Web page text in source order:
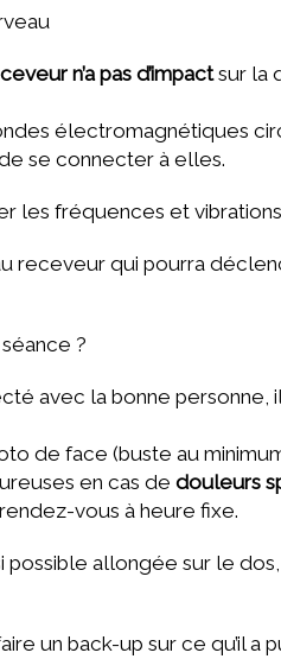
n’a pas d’impactsur la
électromagnétiques
se connecter à elles.
les fréquences et
receveur qui pourra
?
avec la bonne personne,
de face (buste au
en cas de douleurs
vous à heure fixe.
allongée sur le
un back-up sur ce qu’il a